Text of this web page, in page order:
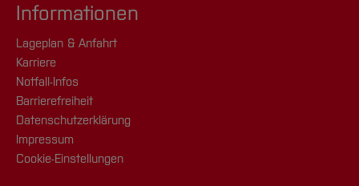
Informationen
Lageplan & Anfahrt
Karriere
Notfall-Infos
Barrierefreiheit
Datenschutzerklärung
Impressum
Cookie-Einstellungen